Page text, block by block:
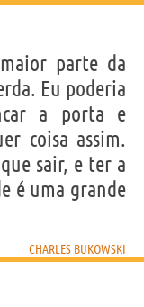
parte da
Eu poderia
a porta e
coisa assim.
sair, e ter a
é uma grande
CHARLES BUKOWSKI